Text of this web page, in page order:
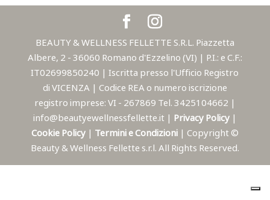
BEAUTY & WELLNESS FELLETTE S.R.L. Piazzetta
Albere, 2 - 36060 Romano d'Ezzelino (VI) | P.I.: e C.F.:
IT02699850240 | Iscritta presso l'Ufficio Registro
di VICENZA | Codice REA o numero iscrizione
registro imprese: VI - 267869 Tel. 3425104662 |
info@beautyewellnessfellette.it | Privacy Policy |
Cookie Policy | Termini e Condizioni | Copyright ©
Beauty & Wellness Fellette s.r.l. All Rights Reserved.